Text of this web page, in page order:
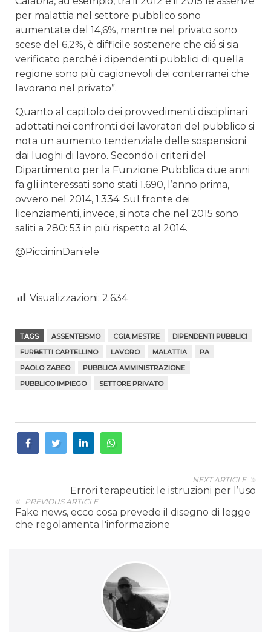
per malattia nel settore pubblico sono
aumentate del 14,6%, mentre nel privato sono
scese del 6,2%, è difficile sostenere che ciò̀ si sia
verificato perché i dipendenti pubblici di quella
regione sono più cagionevoli dei conterranei che
lavorano nel privato”.
Quanto al capitolo dei provvedimenti disciplinari
adottati nei confronti dei lavoratori del pubblico si
nota un aumento tendenziale delle sospensioni
dai luoghi di lavoro. Secondo i criteri del
Dipartimento per la Funzione Pubblica due anni
fa gli interessati sono stati 1.690, l’anno prima,
ovvero nel 2014, 1.334. Sul fronte dei
licenziamenti, invece, si nota che nel 2015 sono
saliti a 280: 53 in più rispetto al 2014.
@PiccininDaniele
Visualizzazioni: 2.634
TAGS ASSENTEISMO CGIA MESTRE
DIPENDENTI PUBBLICI
FURBETTI CARTELLINO
LAVORO MALATTIA
PA
PAOLO ZABEO
PUBBLICA AMMINISTRAZIONE
PUBBLICO IMPIEGO
SETTORE PRIVATO
NEXT ARTICLE
Errori terapeutici: le istruzioni per l’uso
PREVIOUS ARTICLE
Fake news, ecco cosa prevede il disegno di legge
che regolamenta l'informazione